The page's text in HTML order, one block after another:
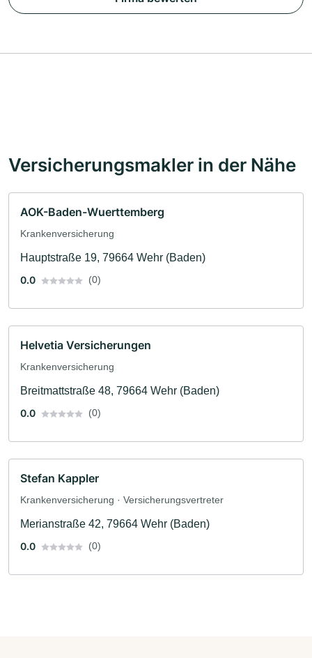
Versicherungsmakler in der Nähe
AOK-Baden-Wuerttemberg
Krankenversicherung
Hauptstraße 19, 79664 Wehr (Baden)
0.0
(0)
Helvetia Versicherungen
Krankenversicherung
Breitmattstraße 48, 79664 Wehr (Baden)
0.0
(0)
Stefan Kappler
Krankenversicherung · Versicherungsvertreter
Merianstraße 42, 79664 Wehr (Baden)
0.0
(0)